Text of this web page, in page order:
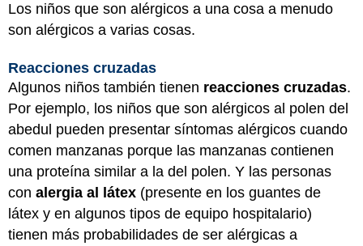
Los niños que son alérgicos a una cosa a menudo
son alérgicos a varias cosas.
Reacciones cruzadas
Algunos niños también tienen reacciones cruzadas.
Por ejemplo, los niños que son alérgicos al polen del
abedul pueden presentar síntomas alérgicos cuando
comen manzanas porque las manzanas contienen
una proteína similar a la del polen. Y las personas
con alergia al látex (presente en los guantes de
látex y en algunos tipos de equipo hospitalario)
tienen más probabilidades de ser alérgicas a